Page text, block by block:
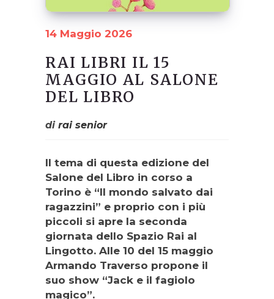
14 Maggio 2026
RAI LIBRI IL 15
MAGGIO AL SALONE
DEL LIBRO
dirai senior
Il tema di questa edizione del
Salone del Libro in corso a
Torino è “Il mondo salvato dai
ragazzini” e proprio con i più
piccoli si apre la seconda
giornata dello Spazio Rai al
Lingotto. Alle 10 del 15 maggio
Armando Traverso propone il
suo show “Jack e il fagiolo
magico”.